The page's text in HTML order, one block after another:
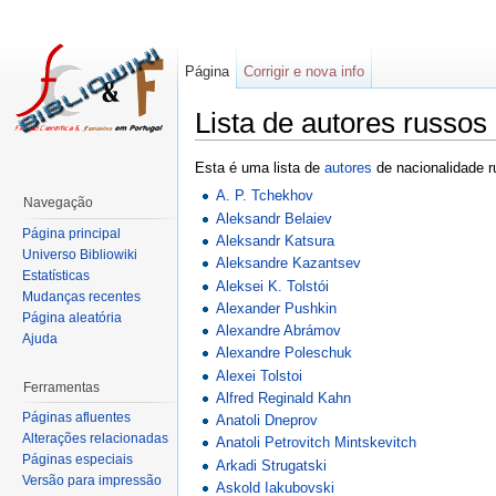
Lista de autores russos
Esta é uma lista de autores de nacionalidade
A. P. Tchekhov
Aleksandr Belaiev
Aleksandr Katsura
Aleksandre Kazantsev
Aleksei K. Tolstói
Alexander Pushkin
Alexandre Abrámov
Alexandre Poleschuk
Alexei Tolstoi
Alfred Reginald Kahn
Anatoli Dneprov
Anatoli Petrovitch Mintskevitch
Arkadi Strugatski
Askold Iakubovski
Página Corrigir e nova info
Navegação
Página principal
Universo Bibliowiki
Estatísticas
Mudanças recentes
Página aleatória
Ajuda
Ferramentas
Páginas afluentes
Alterações relacionadas
Páginas especiais
Versão para impressão